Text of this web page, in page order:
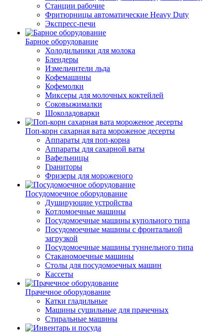
Станции рабочие
Фритюрницы автоматические Heavy Duty
Экспресс-печи
Барное оборудование
Холодильники для молока
Блендеры
Измельчители льда
Кофемашины
Кофемолки
Миксеры для молочных коктейлей
Соковыжималки
Шоколадоварки
Поп-корн сахарная вата мороженое десерты
Аппараты для поп-корна
Аппараты для сахарной ваты
Вафельницы
Граниторы
Фризеры для мороженого
Посудомоечное оборудование
Душирующие устройства
Котломоечные машины
Посудомоечные машины купольного типа
Посудомоечные машины с фронтальной
загрузкой
Посудомоечные машины туннельного типа
Стаканомоечные машины
Столы для посудомоечных машин
Кассеты
Прачечное оборудование
Катки гладильные
Машины сушильные для прачечных
Стиральные машины